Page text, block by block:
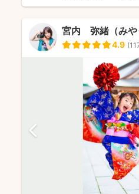
宮内 弥緒（みや
4.9 (